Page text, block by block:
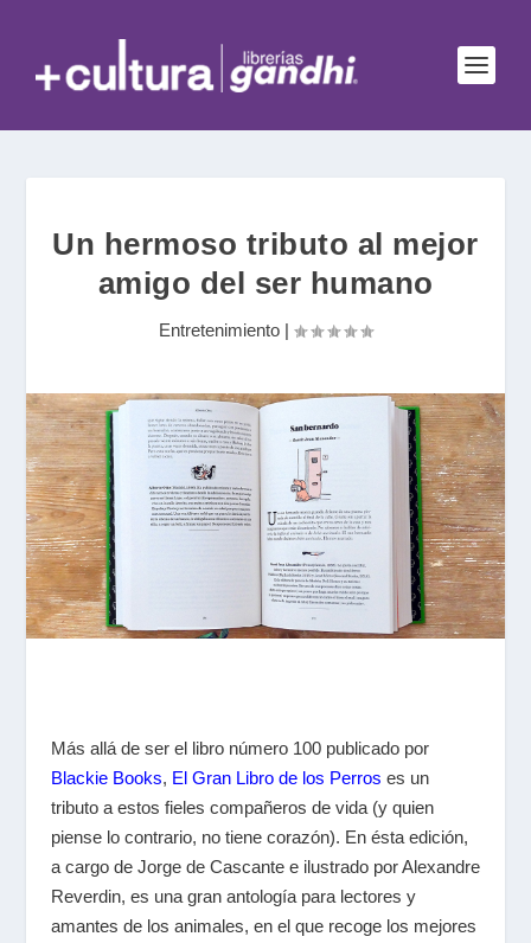
Un hermoso tributo al mejor
amigo del ser humano
Entretenimiento |
Más allá de ser el libro número 100 publicado por
Blackie Books, El Gran Libro de los Perros es un
tributo a estos fieles compañeros de vida (y quien
piense lo contrario, no tiene corazón). En ésta edición,
a cargo de Jorge de Cascante e ilustrado por Alexandre
Reverdin, es una gran antología para lectores y
amantes de los animales, en el que recoge los mejores